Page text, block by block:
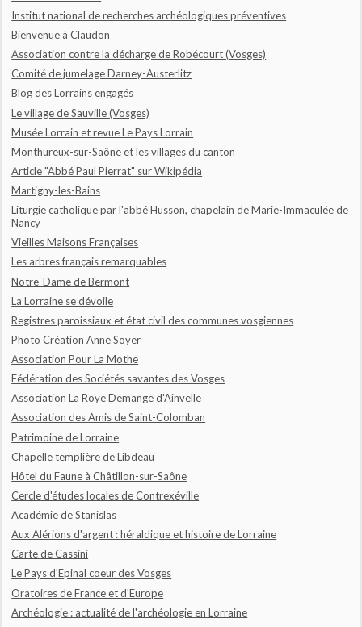
Institut national de recherches archéologiques préventives
Bienvenue à Claudon
Association contre la décharge de Robécourt (Vosges)
Comité de jumelage Darney-Austerlitz
Blog des Lorrains engagés
Le village de Sauville (Vosges)
Musée Lorrain et revue Le Pays Lorrain
Monthureux-sur-Saône et les villages du canton
Article "Abbé Paul Pierrat" sur Wikipédia
Martigny-les-Bains
Liturgie catholique par l'abbé Husson, chapelain de Marie-Immaculée de
Nancy
Vieilles Maisons Françaises
Les arbres français remarquables
Notre-Dame de Bermont
La Lorraine se dévoile
Registres paroissiaux et état civil des communes vosgiennes
Photo Création Anne Soyer
Association Pour La Mothe
Fédération des Sociétés savantes des Vosges
Association La Roye Demange d'Ainvelle
Association des Amis de Saint-Colomban
Patrimoine de Lorraine
Chapelle templière de Libdeau
Hôtel du Faune à Châtillon-sur-Saône
Cercle d'études locales de Contrexéville
Académie de Stanislas
Aux Alérions d'argent : héraldique et histoire de Lorraine
Carte de Cassini
Le Pays d'Epinal coeur des Vosges
Oratoires de France et d'Europe
Archéologie : actualité de l'archéologie en Lorraine